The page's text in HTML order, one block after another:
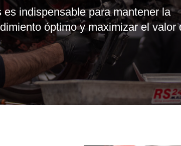
indispensable para mantener la
óptimo y maximizar el valor